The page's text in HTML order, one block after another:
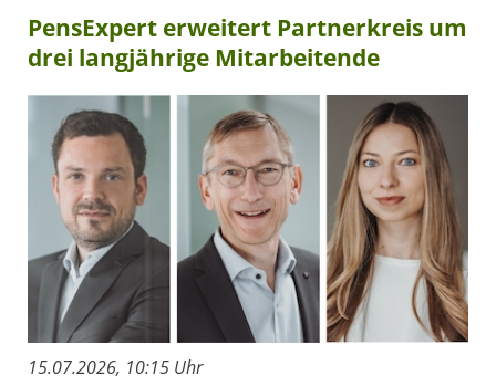
PensExpert erweitert Partnerkreis um
drei langjährige Mitarbeitende
15.07.2026, 10:15 Uhr